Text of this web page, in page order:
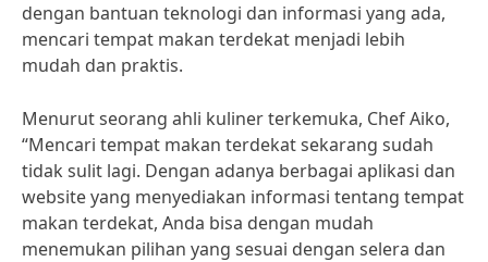
dengan bantuan teknologi dan informasi yang ada,
mencari tempat makan terdekat menjadi lebih
mudah dan praktis.
Menurut seorang ahli kuliner terkemuka, Chef Aiko,
“Mencari tempat makan terdekat sekarang sudah
tidak sulit lagi. Dengan adanya berbagai aplikasi dan
website yang menyediakan informasi tentang tempat
makan terdekat, Anda bisa dengan mudah
menemukan pilihan yang sesuai dengan selera dan